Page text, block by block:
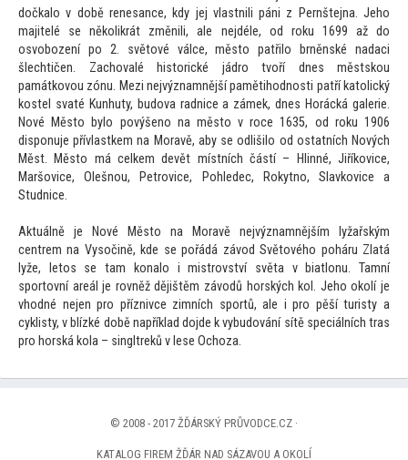
dočkalo v době renesance, kdy jej vlastnili páni z Pernštejna. Jeho
majitelé se několikrát změnili, ale nejdéle, od roku 1699 až do
osvobození po 2. světové válce, město patřilo brněnské nadaci
šlechtičen. Zachovalé historické jádro tvoří dnes městskou
památkovou zónu. Mezi nejvýznamnější pamětihodnosti patří katolický
kostel svaté Kunhuty, budova radnice a zámek, dnes Horácká galerie.
Nové Město bylo povýšeno na město v roce 1635, od roku 1906
disponuje přívlastkem na Moravě, aby se odlišilo od ostatních Nových
Měst. Město má celkem devět místních částí – Hlinné, Jiříkovice,
Maršovice, Olešnou, Petrovice, Pohledec, Rokytno, Slavkovice a
Studnice.
Aktuálně je Nové Město na Moravě nejvýznamnějším lyžařským
centrem na Vysočině, kde se pořádá závod Světového poháru Zlatá
lyže, letos se tam konalo i mistrovství světa v biatlonu. Tamní
sportovní areál je rovněž dějištěm závodů horských kol. Jeho okolí je
vhodné nejen pro příznivce zimních sportů, ale i pro pěší turisty a
cyklisty, v blízké době například dojde k vybudování sítě speciálních tras
pro horská kola – singltreků v lese Ochoza.
© 2008 - 2017 ŽĎÁRSKÝ PRŮVODCE.CZ ·
KATALOG FIREM ŽĎÁR NAD SÁZAVOU A OKOLÍ